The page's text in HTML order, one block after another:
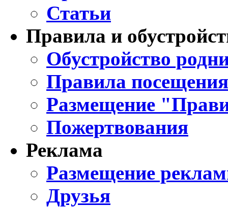
Статьи
Правила и
Обустройство
Правила
Размещение
Пожертвования
Реклама
Размещение
Друзья